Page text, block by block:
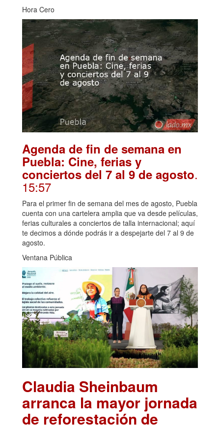
Hora Cero
Agenda de fin de semana en
Puebla: Cine, ferias y
conciertos del 7 al 9 de agosto.
15:57
Para el primer fin de semana del mes de agosto, Puebla
cuenta con una cartelera amplia que va desde películas,
ferias culturales a conciertos de talla internacional; aquí
te decimos a dónde podrás ir a despejarte del 7 al 9 de
agosto.
Ventana Pública
Claudia Sheinbaum
arranca la mayor jornada
de reforestación de